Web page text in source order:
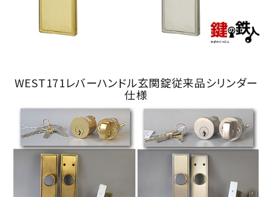
close
WEST171レバーハンドル玄関錠従来品シリンダー
仕様